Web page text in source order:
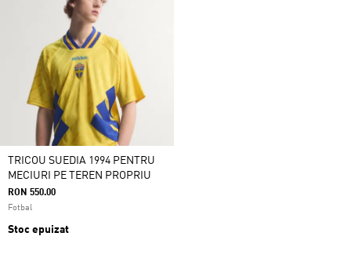
TRICOU SUEDIA 1994 PENTRU
MECIURI PE TEREN PROPRIU
RON 550.00
Fotbal
Stoc epuizat